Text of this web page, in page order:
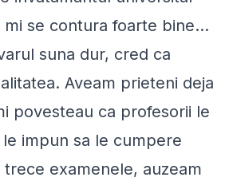
mi se contura foarte bine...
suna dur, cred ca
Aveam prieteni deja
povesteau ca profesorii le
impun sa le cumpere
examenele, auzeam